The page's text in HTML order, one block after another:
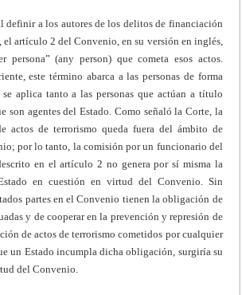
definir a los autores de los delitos de financiación
el artículo 2 del Convenio, en su versión en inglés,
persona” (any person) que cometa esos actos.
este término abarca a las personas de forma
aplica tanto a las personas que actúan a título
son agentes del Estado. Como señaló la Corte, la
actos de terrorismo queda fuera del ámbito de
por lo tanto, la comisión por un funcionario del
en el artículo 2 no genera por sí misma la
en cuestión en virtud del Convenio. Sin
partes en el Convenio tienen la obligación de
y de cooperar en la prevención y represión de
de actos de terrorismo cometidos por cualquier
un Estado incumpla dicha obligación, surgiría su
del Convenio.